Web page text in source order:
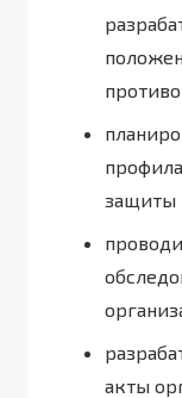
защиты
акты